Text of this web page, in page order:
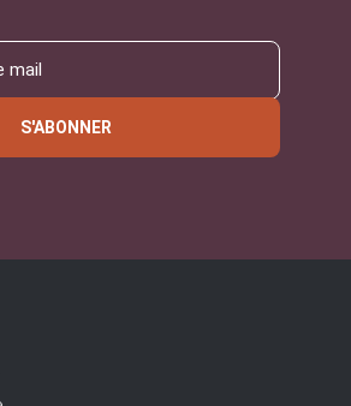
S'ABONNER